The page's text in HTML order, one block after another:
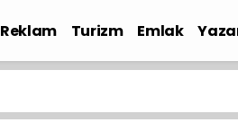
Reklam Turizm Emlak